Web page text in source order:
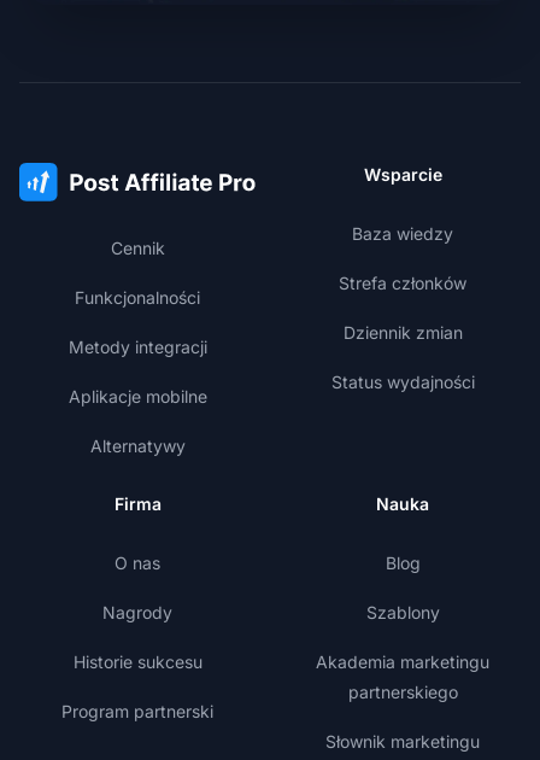
Cennik
Funkcjonalności
Metody integracji
Aplikacje mobilne
Alternatywy
Wsparcie
Baza wiedzy
Strefa członków
Dziennik zmian
Status wydajności
Firma
O nas
Nagrody
Historie sukcesu
Program partnerski
Nauka
Blog
Szablony
Akademia marketingu
partnerskiego
Słownik marketingu